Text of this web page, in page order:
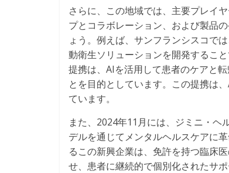
さらに、この地域では、主要プレイ
プとコラボレーション、および製品
ょう。例えば、サンフランシスコで
動衛生ソリューションを開発するこ
提携は、AIを活用して患者のケアと
とを目的としています。この提携は
ています。
また、2024年11月には、ジミニ・ヘ
デルを通じてメンタルヘルスケアに
るこの新興企業は、免許を持つ臨床
せ、患者に継続的で個別化されたサ